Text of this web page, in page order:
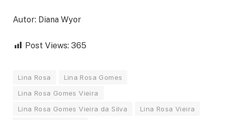
Autor: Diana Wyor
Post Views: 365
Lina Rosa
Lina Rosa Gomes
Lina Rosa Gomes Vieira
Lina Rosa Gomes Vieira da Silva
Lina Rosa Vieira